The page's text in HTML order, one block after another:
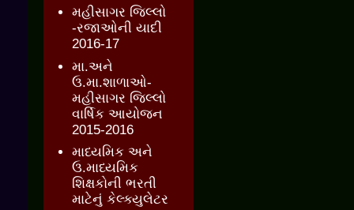
મહીસાગર જિલ્લો
-રજાઓની યાદી
2016-17
મા.અને
ઉ.મા.શાળાઓ-
મહીસાગર જિલ્લો
વાર્ષિક આયોજન
2015-2016
માધ્યમિક અને
ઉ.માધ્યમિક
શિક્ષકોની ભરતી
માટેનું કેલ્ક્યુલેટર